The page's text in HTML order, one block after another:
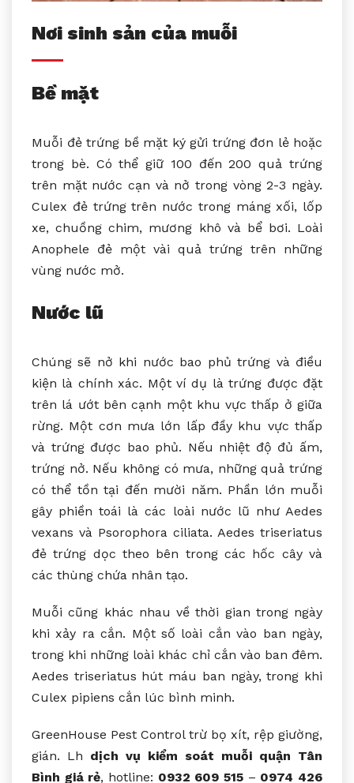
Nơi sinh sản của muỗi
Bề mặt
Muỗi đẻ trứng bề mặt ký gửi trứng đơn lẻ hoặc
trong bè. Có thể giữ 100 đến 200 quả trứng
trên mặt nước cạn và nở trong vòng 2-3 ngày.
Culex đẻ trứng trên nước trong máng xối, lốp
xe, chuồng chim, mương khô và bể bơi. Loài
Anophele đẻ một vài quả trứng trên những
vùng nước mở.
Nước lũ
Chúng sẽ nở khi nước bao phủ trứng và điều
kiện là chính xác. Một ví dụ là trứng được đặt
trên lá ướt bên cạnh một khu vực thấp ở giữa
rừng. Một cơn mưa lớn lấp đầy khu vực thấp
và trứng được bao phủ. Nếu nhiệt độ đủ ấm,
trứng nở. Nếu không có mưa, những quả trứng
có thể tồn tại đến mười năm. Phần lớn muỗi
gây phiền toái là các loài nước lũ như Aedes
vexans và Psorophora ciliata. Aedes triseriatus
đẻ trứng dọc theo bên trong các hốc cây và
các thùng chứa nhân tạo.
Muỗi cũng khác nhau về thời gian trong ngày
khi xảy ra cắn. Một số loài cắn vào ban ngày,
trong khi những loài khác chỉ cắn vào ban đêm.
Aedes triseriatus hút máu ban ngày, trong khi
Culex pipiens cắn lúc bình minh.
GreenHouse Pest Control trừ bọ xít, rệp giường,
gián. Lh dịch vụ kiểm soát muỗi quận Tân
Bình giá rẻ, hotline: 0932 609 515 – 0974 426